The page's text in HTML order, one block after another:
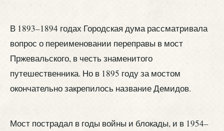
В 1893–1894 годах Городская дума рассматривала
вопрос о переименовании переправы в мост
Пржевальского, в честь знаменитого
путешественника. Но в 1895 году за мостом
окончательно закрепилось название Демидов.
Мост пострадал в годы войны и блокады, и в 1954–